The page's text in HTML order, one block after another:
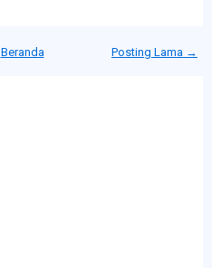
Posting Lama →
Beranda